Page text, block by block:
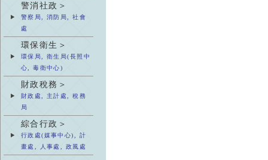
警消社政＞
警察局, 消防局, 社會
處
環保衛生＞
環保局, 衛生局(長照中
心, 毒衛中心)
財政稅務＞
財政處, 主計處, 稅務
局
綜合行政＞
行政處(媒事中心), 計
畫處, 人事處, 政風處